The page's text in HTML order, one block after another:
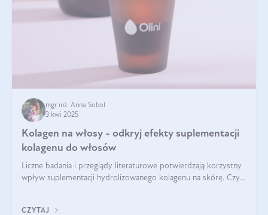
mgr inż. Anna Sobol
3 kwi 2025
Kolagen na włosy - odkryj efekty suplementacji
kolagenu do włosów
Liczne badania i przeglądy literaturowe potwierdzają korzystny
wpływ suplementacji hydrolizowanego kolagenu na skórę. Czy
CZYTAJ